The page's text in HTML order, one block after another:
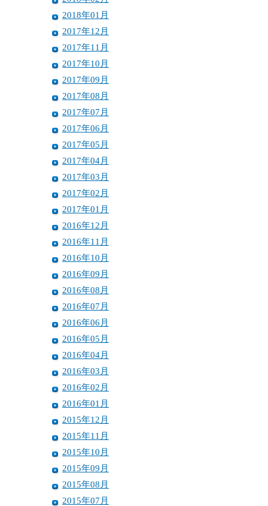
2018年01月
2017年12月
2017年11月
2017年10月
2017年09月
2017年08月
2017年07月
2017年06月
2017年05月
2017年04月
2017年03月
2017年02月
2017年01月
2016年12月
2016年11月
2016年10月
2016年09月
2016年08月
2016年07月
2016年06月
2016年05月
2016年04月
2016年03月
2016年02月
2016年01月
2015年12月
2015年11月
2015年10月
2015年09月
2015年08月
2015年07月